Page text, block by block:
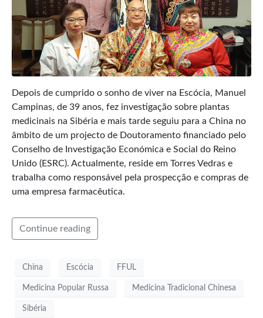
Depois de cumprido o sonho de viver na Escócia, Manuel
Campinas, de 39 anos, fez investigação sobre plantas
medicinais na Sibéria e mais tarde seguiu para a China no
âmbito de um projecto de Doutoramento financiado pelo
Conselho de Investigação Económica e Social do Reino
Unido (ESRC). Actualmente, reside em Torres Vedras e
trabalha como responsável pela prospecção e compras de
uma empresa farmacêutica.
Continue reading
China Escócia FFUL
Medicina Popular Russa Medicina Tradicional Chinesa
Sibéria